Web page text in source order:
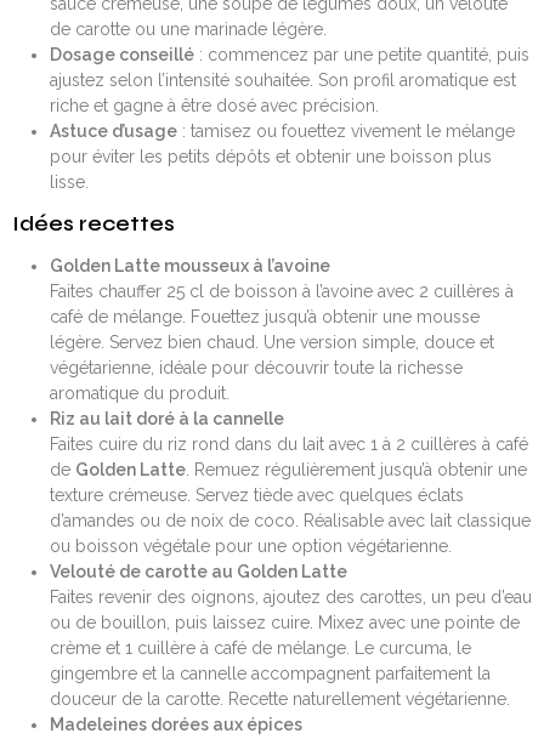
de carotte ou une marinade légère.
Dosage conseillé: commencez par une petite quantité, puis
ajustez selon l’intensité souhaitée. Son profil aromatique est
riche et gagne à être dosé avec précision.
Astuce d’usage: tamisez ou fouettez vivement le mélange
pour éviter les petits dépôts et obtenir une boisson plus
lisse.
Idées recettes
Golden Latte mousseux à l’avoine
Faites chauffer 25 cl de boisson à l’avoine avec 2 cuillères à
café de mélange. Fouettez jusqu’à obtenir une mousse
légère. Servez bien chaud. Une version simple, douce et
végétarienne, idéale pour découvrir toute la richesse
aromatique du produit.
Riz au lait doré à la cannelle
Faites cuire du riz rond dans du lait avec 1 à 2 cuillères à café
de Golden Latte. Remuez régulièrement jusqu’à obtenir une
texture crémeuse. Servez tiède avec quelques éclats
d’amandes ou de noix de coco. Réalisable avec lait classique
ou boisson végétale pour une option végétarienne.
Velouté de carotte au Golden Latte
Faites revenir des oignons, ajoutez des carottes, un peu d’eau
ou de bouillon, puis laissez cuire. Mixez avec une pointe de
crème et 1 cuillère à café de mélange. Le curcuma, le
gingembre et la cannelle accompagnent parfaitement la
douceur de la carotte. Recette naturellement végétarienne.
Madeleines dorées aux épices